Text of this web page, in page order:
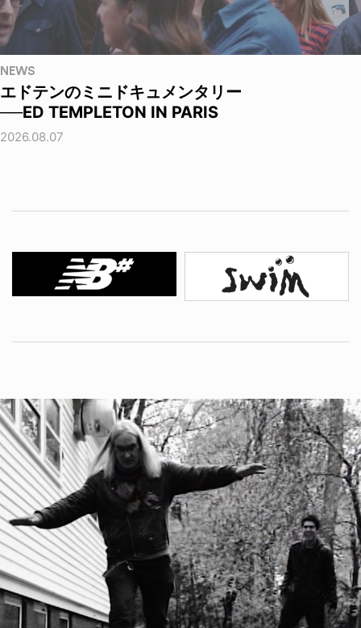
NEWS
エドテンのミニドキュメンタリー
──ED TEMPLETON IN PARIS
2026.08.07